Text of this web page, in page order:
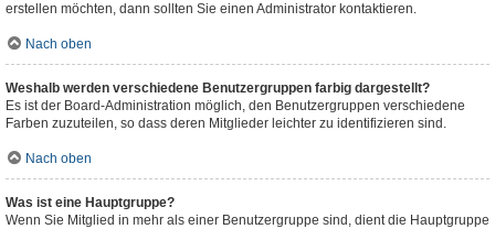
erstellen möchten, dann sollten Sie einen Administrator kontaktieren.
Nach oben
Weshalb werden verschiedene Benutzergruppen farbig dargestellt?
Es ist der Board-Administration möglich, den Benutzergruppen verschiedene
Farben zuzuteilen, so dass deren Mitglieder leichter zu identifizieren sind.
Nach oben
Was ist eine Hauptgruppe?
Wenn Sie Mitglied in mehr als einer Benutzergruppe sind, dient die Hauptgruppe